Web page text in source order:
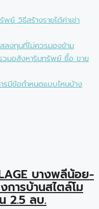
ย์ วิธีสร้างรายได้ค่าเช่า
ลงทุนที่ไม่ควรมองข้าม
มอสังหาริมทรัพย์ ซื้อ ขาย
มีข้อกำหนดแบบไหนบ้าง
บางพลีน้อย-
การบ้านสไตล์โม
2.5 ลบ.